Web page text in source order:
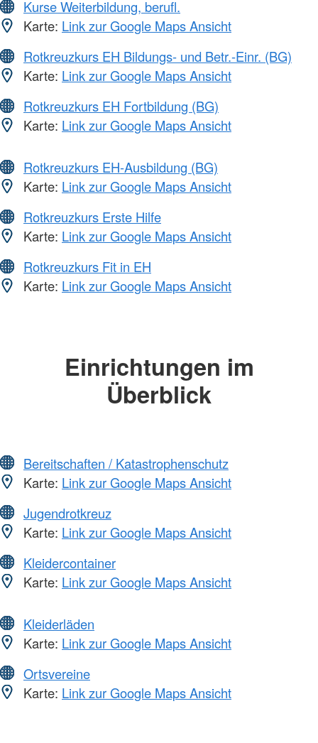
Kurse Weiterbildung, berufl.
Karte: Link zur Google Maps Ansicht
Rotkreuzkurs EH Bildungs- und Betr.-Einr. (BG)
Karte: Link zur Google Maps Ansicht
Rotkreuzkurs EH Fortbildung (BG)
Karte: Link zur Google Maps Ansicht
Rotkreuzkurs EH-Ausbildung (BG)
Karte: Link zur Google Maps Ansicht
Rotkreuzkurs Erste Hilfe
Karte: Link zur Google Maps Ansicht
Rotkreuzkurs Fit in EH
Karte: Link zur Google Maps Ansicht
Einrichtungen im
Überblick
Bereitschaften / Katastrophenschutz
Karte: Link zur Google Maps Ansicht
Jugendrotkreuz
Karte: Link zur Google Maps Ansicht
Kleidercontainer
Karte: Link zur Google Maps Ansicht
Kleiderläden
Karte: Link zur Google Maps Ansicht
Ortsvereine
Karte: Link zur Google Maps Ansicht